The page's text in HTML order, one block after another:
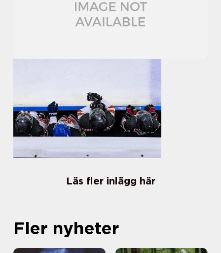
Läs fler inlägg här
Fler nyheter